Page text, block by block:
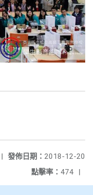
發佈日期： 2018-12-20
|
點擊率： 474 |